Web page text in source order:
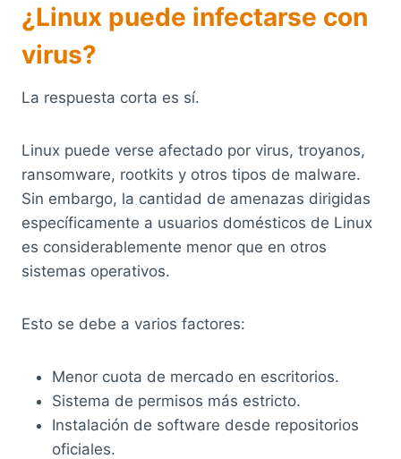
¿Linux puede infectarse con
virus?
La respuesta corta es sí.
Linux puede verse afectado por virus, troyanos,
ransomware, rootkits y otros tipos de malware.
Sin embargo, la cantidad de amenazas dirigidas
específicamente a usuarios domésticos de Linux
es considerablemente menor que en otros
sistemas operativos.
Esto se debe a varios factores:
Menor cuota de mercado en escritorios.
Sistema de permisos más estricto.
Instalación de software desde repositorios
oficiales.